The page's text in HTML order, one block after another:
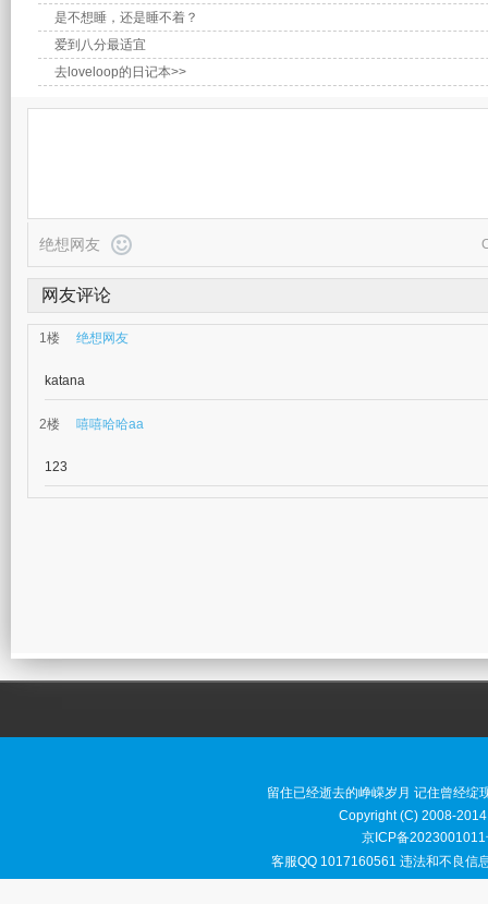
是不想睡，还是睡不着？
爱到八分最适宜
去loveloop的日记本>>
留住已经逝去的峥嵘岁月 记住曾经绽
Copyright (C) 2008-
京ICP备
客服QQ 1017160561 违法和不良信